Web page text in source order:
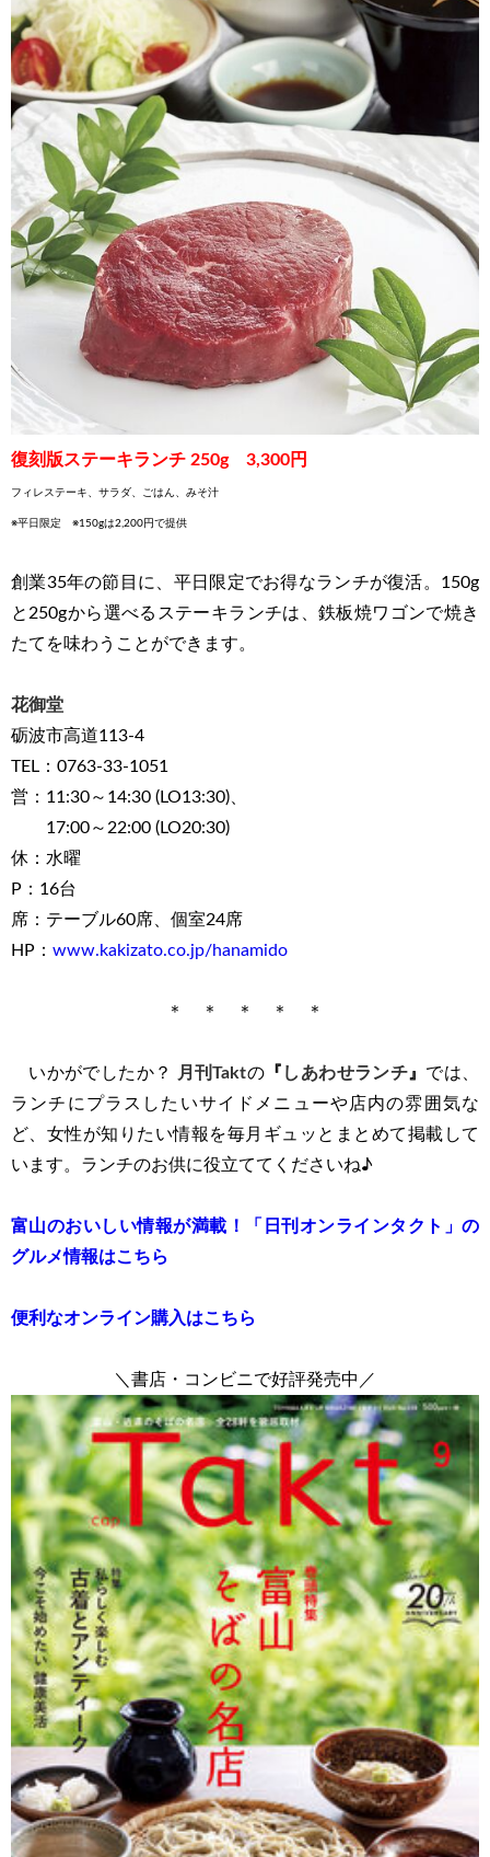
復刻版ステーキランチ 250g 3,300円
フィレステーキ、サラダ、ごはん、みそ汁
※平日限定 ※150gは2,200円で提供
創業35年の節目に、平日限定でお得なランチが復活。150g
と250gから選べるステーキランチは、鉄板焼ワゴンで焼き
たてを味わうことができます。
花御堂
砺波市高道113-4
TEL：0763-33-1051
営：11:30～14:30 (LO13:30)、
17:00～22:00 (LO20:30)
休：水曜
P：16台
席：テーブル60席、個室24席
HP： www.kakizato.co.jp/hanamido
＊ ＊ ＊ ＊ ＊
いかがでしたか？ 月刊Taktの 『 しあわせランチ』 では、
ランチにプラスしたいサイドメニューや店内の雰囲気な
ど、女性が知りたい情報を毎月ギュッとまとめて掲載して
います。ランチのお供に役立ててくださいね♪
富山のおいしい情報が満載！「日刊オンラインタクト」の
グルメ情報はこちら
便利なオンライン購入はこちら
＼書店・コンビニで好評発売中／